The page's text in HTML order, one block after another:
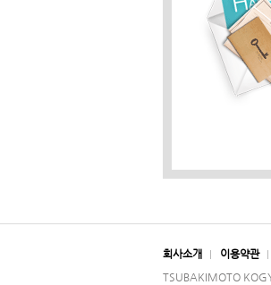
회사소개 이용약관
TSUBAKIMOTO